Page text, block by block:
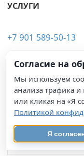
УСЛУГИ
+7 901 589-50-13
Заказать звонок
Согласие на
Мы используем
анализа трафика и
или кликая на «Я
Политикой
Я